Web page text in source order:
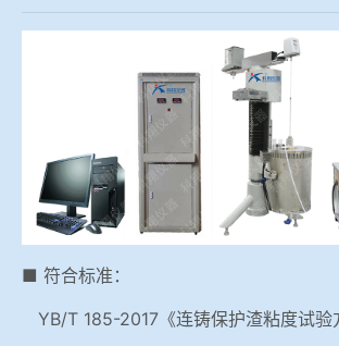
高炉配吹煤检测设备
冶金渣、保护渣等高温物性检测设备
冶金石灰活性度测定仪
矿石、焦炭物理检测及制样设备
标准下载
世界杯购买平台网站
■ 符合标准：
YB/T 185-2017《连铸保护渣粘度试验